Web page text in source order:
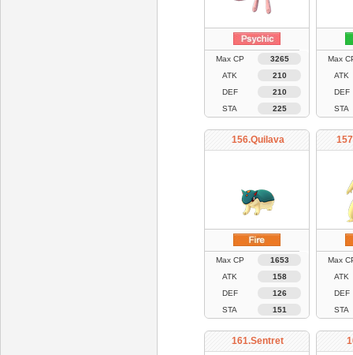
Max CP
3265
ATK
210
DEF
210
STA
225
Max
ATK
DEF
STA
156.Quilava
Max CP
1653
ATK
158
DEF
126
STA
151
Max
ATK
DEF
STA
161.Sentret